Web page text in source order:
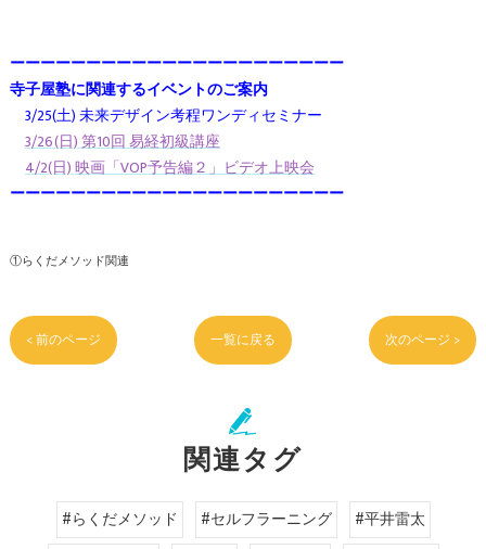
ーーーーーーーーーーーーーーーーーーーーーー
寺子屋塾に関連するイベントのご案内
3/25(土) 未来デザイン考程ワンディセミナー
3/26(日) 第10回 易経初級講座
4/2(日) 映画「VOP予告編２」ビデオ上映会
ーーーーーーーーーーーーーーーーーーーーーー
①らくだメソッド関連
< 前のページ 一覧に戻る 次のページ >
関連タグ
#らくだメソッド #セルフラーニング
#平井雷太